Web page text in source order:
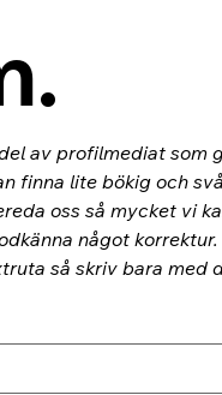
av profilmediat som
finna lite bökig och
oss så mycket vi
något
så skriv bara med